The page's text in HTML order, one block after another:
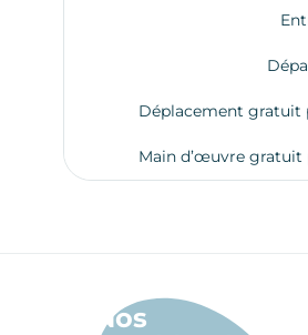
Déplacement gratuit
Main d’œuvre
Nos